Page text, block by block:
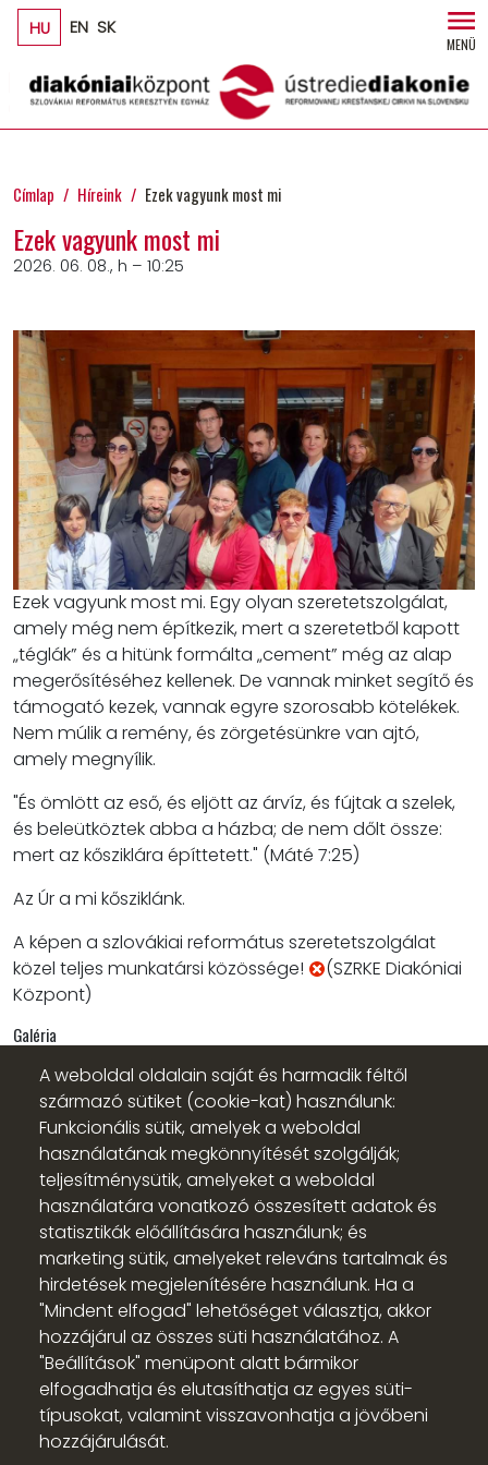
Ugrás a tartalomra
HU EN SK
MENÜ
Címlap Híreink Ezek vagyunk most mi
Ezek vagyunk most mi
2026. 06. 08., h – 10:25
Ezek vagyunk most mi. Egy olyan szeretetszolgálat,
amely még nem építkezik, mert a szeretetből kapott
„téglák” és a hitünk formálta „cement” még az alap
megerősítéséhez kellenek. De vannak minket segítő és
támogató kezek, vannak egyre szorosabb kötelékek.
Nem múlik a remény, és zörgetésünkre van ajtó,
amely megnyílik.
"És ömlött az eső, és eljött az árvíz, és fújtak a szelek,
és beleütköztek abba a házba; de nem dőlt össze:
mert az kősziklára építtetett." (Máté 7:25)
Az Úr a mi kősziklánk.
A képen a szlovákiai református szeretetszolgálat
közel teljes munkatársi közössége!
(SZRKE Diakóniai
Központ)
Galéria
A weboldal oldalain saját és harmadik féltől
származó sütiket (cookie-kat) használunk:
Funkcionális sütik, amelyek a weboldal
használatának megkönnyítését szolgálják;
teljesítménysütik, amelyeket a weboldal
használatára vonatkozó összesített adatok és
statisztikák előállítására használunk; és
marketing sütik, amelyeket releváns tartalmak és
hirdetések megjelenítésére használunk. Ha a
"Mindent elfogad" lehetőséget választja, akkor
hozzájárul az összes süti használatához. A
"Beállítások" menüpont alatt bármikor
elfogadhatja és elutasíthatja az egyes süti-
típusokat, valamint visszavonhatja a jövőbeni
hozzájárulását.